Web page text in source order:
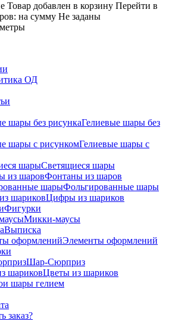
Товар добавлен в корзину Перейти в
на сумму Не заданы
ОД
Гелиевые шары без
Гелиевые шары с
Светящиеся шары
Фонтаны из шаров
Фольгированные шары
Цифры из шариков
Фигурки
Микки-маусы
Выписка
Элементы оформлений
Шар-Сюрприз
Цветы из шариков
шары гелием
заказ?